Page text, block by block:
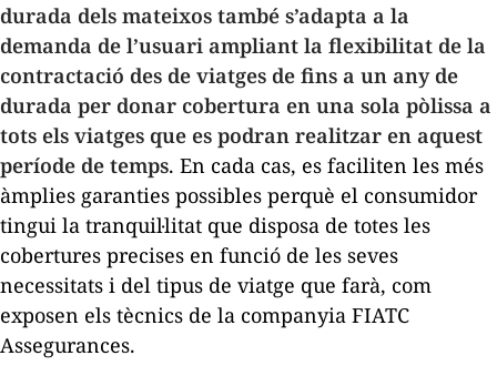
durada dels mateixos també s’adapta a la
demanda de l’usuari ampliant la flexibilitat de la
contractació des de viatges de fins a un any de
durada per donar cobertura en una sola pòlissa a
tots els viatges que es podran realitzar en aquest
període de temps. En cada cas, es faciliten les més
àmplies garanties possibles perquè el consumidor
tingui la tranquil·litat que disposa de totes les
cobertures precises en funció de les seves
necessitats i del tipus de viatge que farà, com
exposen els tècnics de la companyia FIATC
Assegurances.